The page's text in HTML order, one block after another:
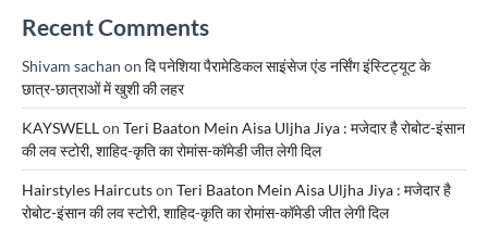
Recent Comments
Shivam sachan on दि पनेशिया पैरामेडिकल साइंसेज एंड नर्सिंग इंस्टिट्यूट के
छात्र-छात्राओं में खुशी की लहर
KAYSWELLon Teri Baaton Mein Aisa Uljha Jiya : मजेदार है रोबोट-इंसान
की लव स्टोरी, शाहिद-कृति का रोमांस-कॉमेडी जीत लेगी दिल
Hairstyles Haircutson Teri Baaton Mein Aisa Uljha Jiya : मजेदार है
रोबोट-इंसान की लव स्टोरी, शाहिद-कृति का रोमांस-कॉमेडी जीत लेगी दिल